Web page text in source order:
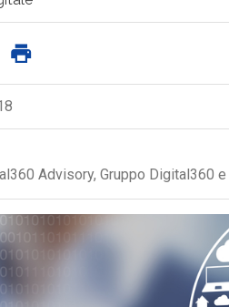
Advisory, Gruppo Digital360